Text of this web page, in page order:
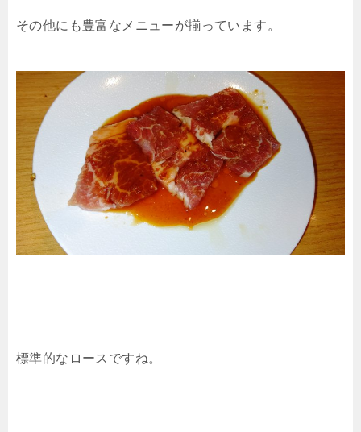
その他にも豊富なメニューが揃っています。
標準的なロースですね。